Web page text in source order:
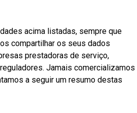
acima listadas, sempre que
compartilhar os seus dados
prestadoras de serviço,
Jamais comercializamos
a seguir um resumo destas